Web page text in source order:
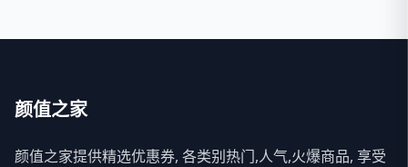
颜值之家
颜值之家提供精选优惠券, 各类别热门,人气,火爆商品, 享受